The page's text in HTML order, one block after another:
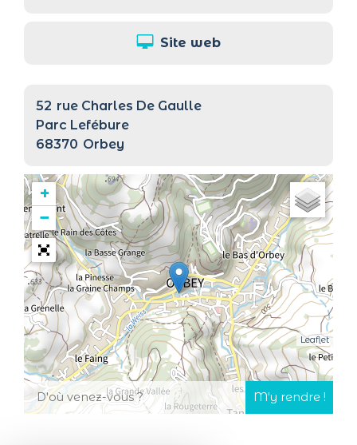
Site web
52 rue Charles De Gaulle
Parc Lefébure
68370 Orbey
+
−
Leaflet